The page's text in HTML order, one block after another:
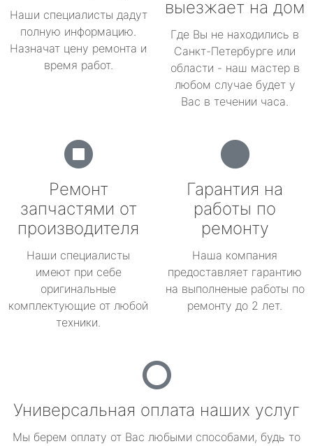
Наши специалисты дадут
полную информацию.
Назначат цену ремонта и
время работ.
выезжает на дом
Где Вы не находились в
Санкт-Петербурге или
области - наш мастер в
любом случае будет у
Вас в течении часа.
Ремонт
запчастями от
производителя
Наши специалисты
имеют при себе
оригинальные
комплектующие от любой
техники.
Гарантия на
работы по
ремонту
Наша компания
предоставляет гарантию
на выполненые работы по
ремонту до 2 лет.
Универсальная оплата наших услуг
Мы берем оплату от Вас любыми способами, будь то